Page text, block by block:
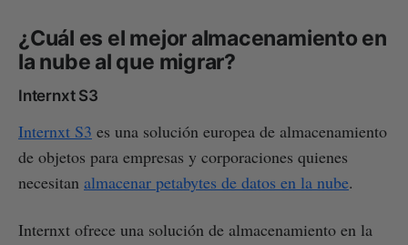
¿Cuál es el mejor almacenamiento en
la nube al que migrar?
Internxt S3
Internxt S3 es una solución europea de almacenamiento
de objetos para empresas y corporaciones quienes
necesitan almacenar petabytes de datos en la nube.
Internxt ofrece una solución de almacenamiento en la